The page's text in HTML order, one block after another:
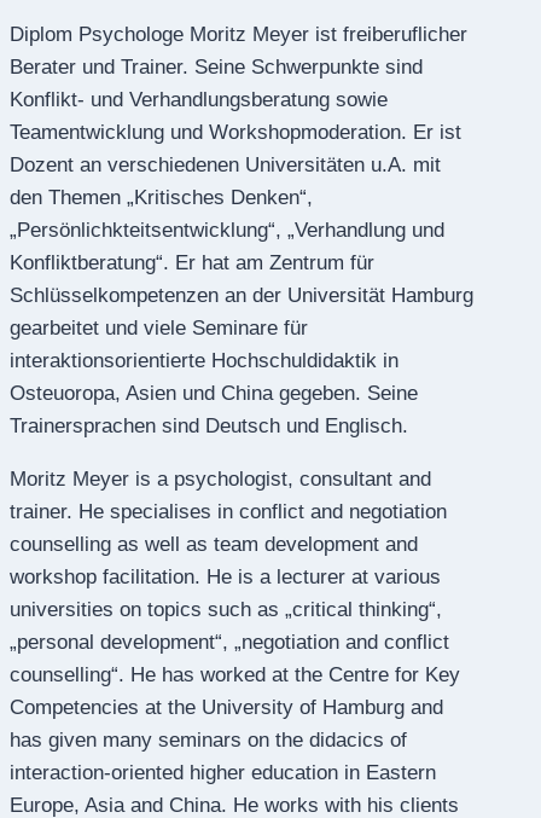
Diplom Psychologe Moritz Meyer ist freiberuflicher
Berater und Trainer. Seine Schwerpunkte sind
Konflikt- und Verhandlungsberatung sowie
Teamentwicklung und Workshopmoderation. Er ist
Dozent an verschiedenen Universitäten u.A. mit
den Themen „Kritisches Denken“,
„Persönlichkteitsentwicklung“, „Verhandlung und
Konfliktberatung“. Er hat am Zentrum für
Schlüsselkompetenzen an der Universität Hamburg
gearbeitet und viele Seminare für
interaktionsorientierte Hochschuldidaktik in
Osteuoropa, Asien und China gegeben. Seine
Trainersprachen sind Deutsch und Englisch.
Moritz Meyer is a psychologist, consultant and
trainer. He specialises in conflict and negotiation
counselling as well as team development and
workshop facilitation. He is a lecturer at various
universities on topics such as „critical thinking“,
„personal development“, „negotiation and conflict
counselling“. He has worked at the Centre for Key
Competencies at the University of Hamburg and
has given many seminars on the didacics of
interaction-oriented higher education in Eastern
Europe, Asia and China. He works with his clients